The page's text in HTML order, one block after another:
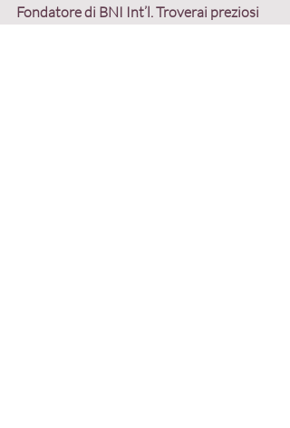
Fondatore di BNI Int’l. Troverai preziosi